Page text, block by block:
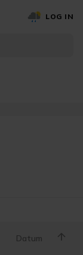
LOG IN
Datum